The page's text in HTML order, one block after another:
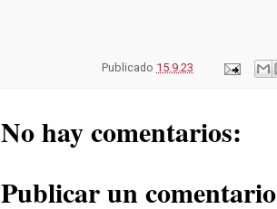
Publicado 15.9.23
No hay comentarios:
Publicar un comentario